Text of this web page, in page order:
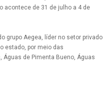
acontece de 31 de julho a 4 de
grupo Aegea, líder no setor privado
estado, por meio das
de Pimenta Bueno, Águas